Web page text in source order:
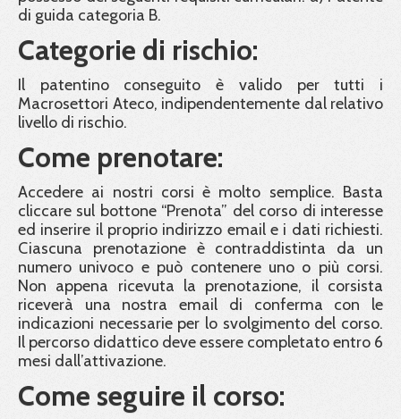
di guida categoria B.
Categorie di rischio:
Il patentino conseguito è valido per tutti i
Macrosettori Ateco, indipendentemente dal relativo
livello di rischio.
Come prenotare:
Accedere ai nostri corsi è molto semplice. Basta
cliccare sul bottone “Prenota” del corso di interesse
ed inserire il proprio indirizzo email e i dati richiesti.
Ciascuna prenotazione è contraddistinta da un
numero univoco e può contenere uno o più corsi.
Non appena ricevuta la prenotazione, il corsista
riceverà una nostra email di conferma con le
indicazioni necessarie per lo svolgimento del corso.
Il percorso didattico deve essere completato entro 6
mesi dall’attivazione.
Come seguire il corso: